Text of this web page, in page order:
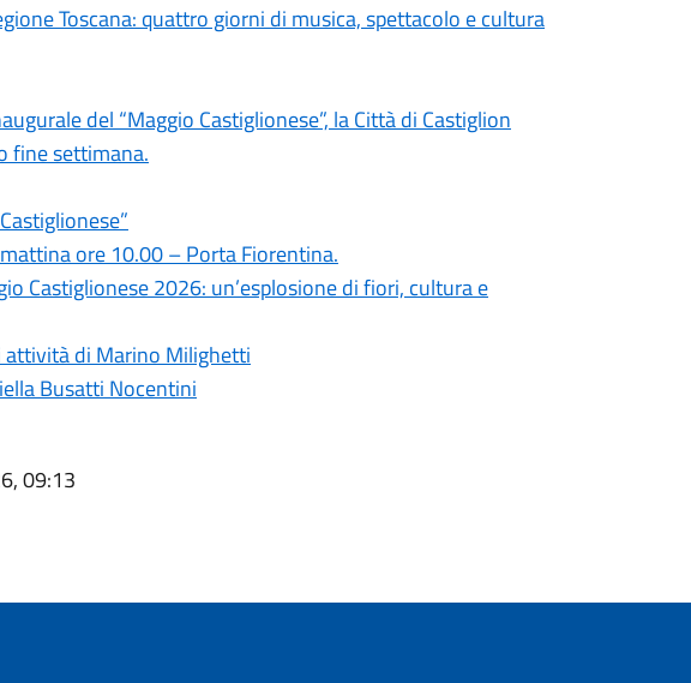
Toscana: quattro giorni di musica, spettacolo e cultura
del “Maggio Castiglionese”, la Città di Castiglion
fine settimana.
ore 10.00 – Porta Fiorentina.
Castiglionese 2026: un’esplosione di fiori, cultura e
attività di Marino Milighetti
Busatti Nocentini
09:13